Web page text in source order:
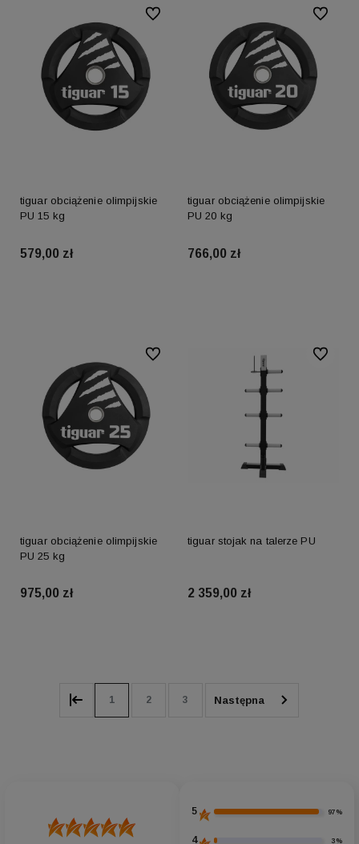
tiguar obciążenie olimpijskie
PU 15 kg
579,00 zł
Do ulubionych
tiguar obciążenie olimpijskie
PU 20 kg
766,00 zł
Do
tiguar obciążenie olimpijskie
PU 25 kg
975,00 zł
Do ulubionych
tiguar stojak na talerze PU
2 359,00 zł
Do
1 2 3
5 97%
4 3%